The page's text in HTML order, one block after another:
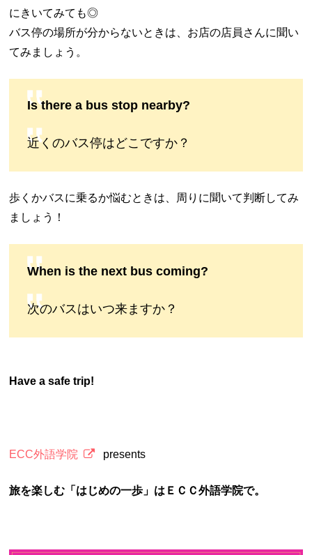
にきいてみても◎
バス停の場所が分からないときは、お店の店員さんに聞い
てみましょう。
Is there a bus stop nearby?
近くのバス停はどこですか？
歩くかバスに乗るか悩むときは、周りに聞いて判断してみ
ましょう！
When is the next bus coming?
次のバスはいつ来ますか？
Have a safe trip!
ECC外語学院 presents
旅を楽しむ「はじめの一歩」はＥＣＣ外語学院で。